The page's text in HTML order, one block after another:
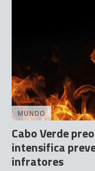
MUNDO
Cabo Verde
intensifica
infratores